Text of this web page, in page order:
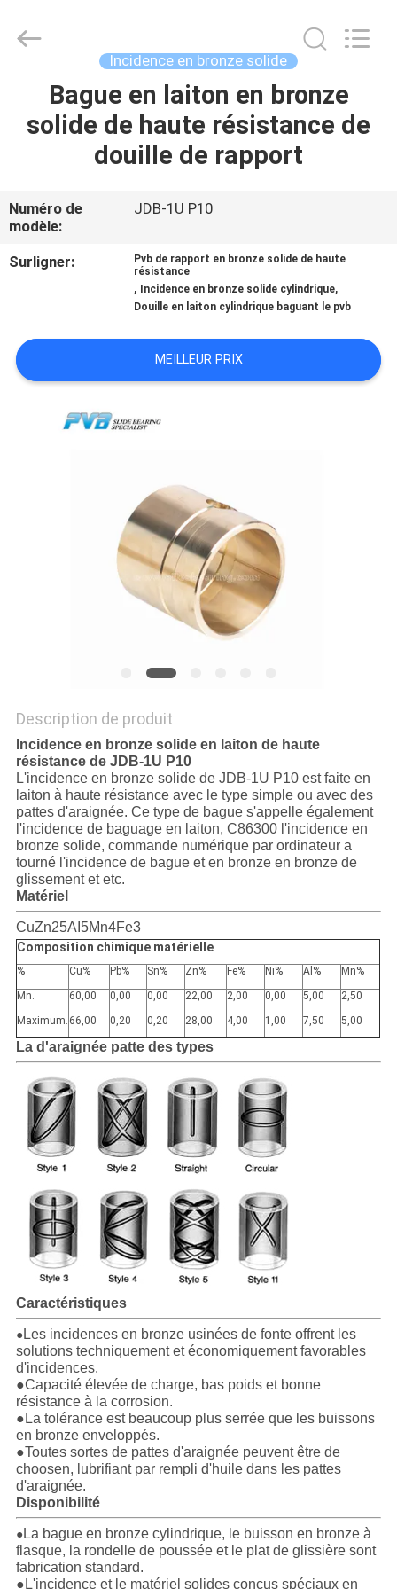
LA
MAISON
PRODUITS
VIDÉOS
SPECTACLE
VR
CONTRÔLE
DE
LA
QUALITÉ
NOUS
CONTACTER
NOUVELLES
LES
AFFAIRES
PLAN
SITE
PRIVACY
POLICY
Sliding
Bearing
Incidence en bronze solide
Bague en laiton en bronze
solide de haute résistance de
douille de rapport
Numéro de
modèle:
JDB-1U P10
Surligner:
Pvb de rapport en bronze solide de haute
résistance
, Incidence en bronze solide cylindrique,
Douille en laiton cylindrique baguant le pvb
MEILLEUR PRIX
Description de produit
Incidence en bronze solide en laiton de haute
résistance de JDB-1U P10
L'incidence en bronze solide de JDB-1U P10 est faite en
laiton à haute résistance avec le type simple ou avec des
pattes d'araignée. Ce type de bague s'appelle également
l'incidence de baguage en laiton, C86300 l'incidence en
bronze solide, commande numérique par ordinateur a
tourné l'incidence de bague et en bronze en bronze de
glissement et etc.
Matériel
CuZn25AI5Mn4Fe3
Composition chimique matérielle
% Cu% Pb% Sn% Zn% Fe% Ni% Al%
Mn%
Mn.
60,00 0,00 0,00 22,00 2,00 0,00 5,00
2,50
Maximum. 66,00 0,20 0,20 28,00 4,00 1,00 7,50 5,00
La d'araignée patte des types
Caractéristiques
●Les incidences en bronze usinées de fonte offrent les
solutions techniquement et économiquement favorables
d'incidences.
●Capacité élevée de charge, bas poids et bonne
résistance à la corrosion.
●La tolérance est beaucoup plus serrée que les buissons
en bronze enveloppés.
●Toutes sortes de pattes d'araignée peuvent être de
choosen, lubrifiant par rempli d'huile dans les pattes
d'araignée.
Disponibilité
●La bague en bronze cylindrique, le buisson en bronze à
flasque, la rondelle de poussée et le plat de glissière sont
fabrication standard.
●L'incidence et le matériel solides conçus spéciaux en